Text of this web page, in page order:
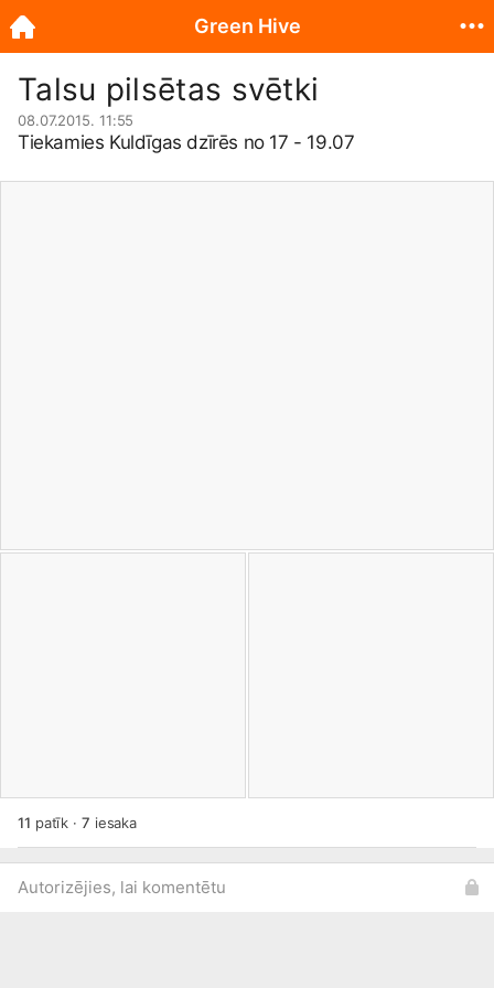
Talsu pilsētas svētki
08.07.2015. 11:55
Tiekamies Kuldīgas dzīrēs no 17 - 19.07
11 patīk · 7 iesaka
Autorizējies, lai komentētu
Green Hive